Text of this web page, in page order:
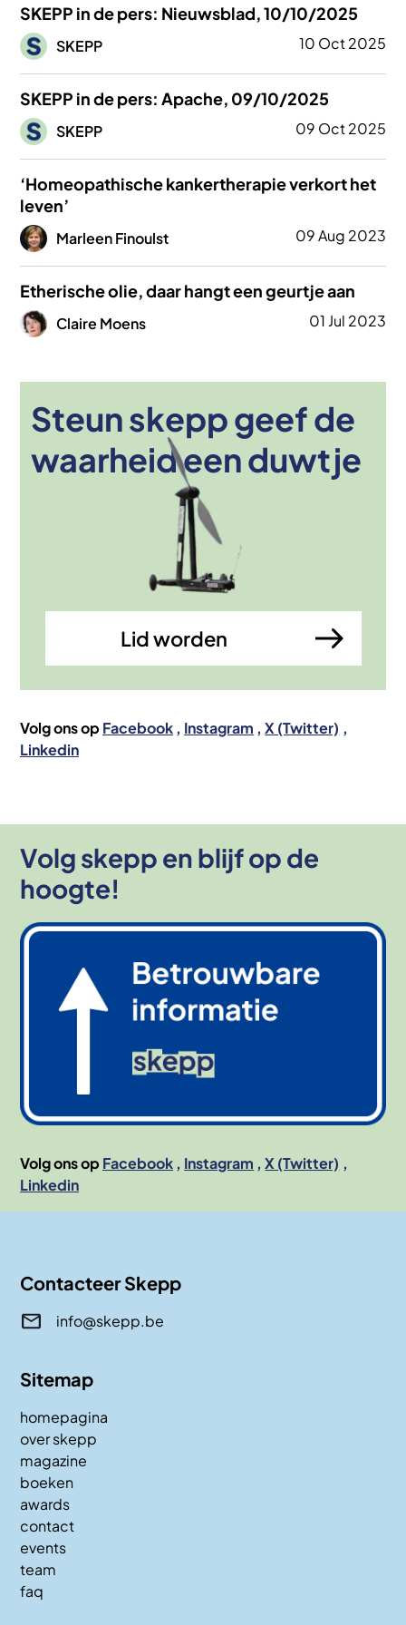
SKEPP in de pers: Nieuwsblad, 10/10/2025
Afbeelding
SKEPP 10 Oct 2025
SKEPP in de pers: Apache, 09/10/2025
Afbeelding
SKEPP 09 Oct 2025
‘Homeopathische kankertherapie verkort het
leven’
Afbeelding
Marleen Finoulst 09 Aug 2023
Etherische olie, daar hangt een geurtje aan
AfbeeldingClaire Moens 01 Jul 2023
Steun skepp geef de
waarheid een duwtje
Lid worden
Afbeelding
Volg ons op Facebook Instagram
X (Twitter)
Linkedin
Volg skepp en blijf op de
hoogte!
Afbeelding
Volg ons op Facebook Instagram
X (Twitter)
Linkedin
Contacteer Skepp
info@skepp.be
Sitemap
homepagina
over skepp
magazine
boeken
awards
contact
events
team
faq